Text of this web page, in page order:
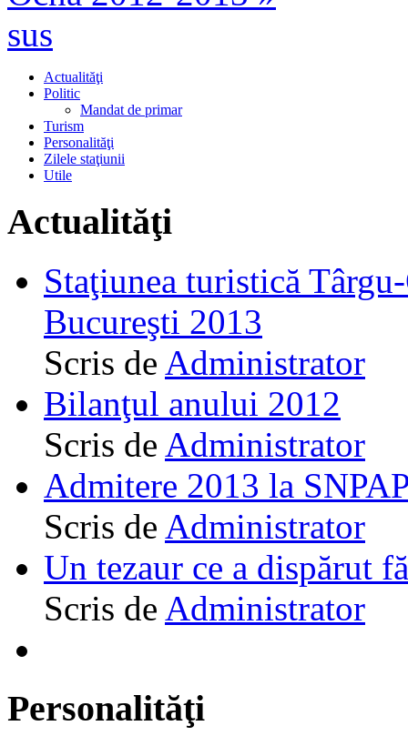
sus
Actualităţi
Politic
Mandat de primar
Turism
Personalităţi
Zilele staţiunii
Utile
Actualităţi
Staţiunea turistică
Bucureşti 2013
Scris de Administrator
Bilanţul anului 2012
Scris de Administrator
Admitere 2013 la
Scris de Administrator
Un tezaur ce a dispărut
Scris de Administrator
Personalităţi